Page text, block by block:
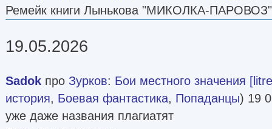
Ремейк книги Лынькова "МИКОЛКА-
19.05.2026
Sadok про Зурков: Бои местного значения
история, Боевая фантастика, Попаданцы) 19
уже даже названия плагиатят